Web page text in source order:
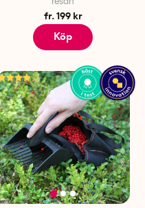
fr. 199 kr
Köp